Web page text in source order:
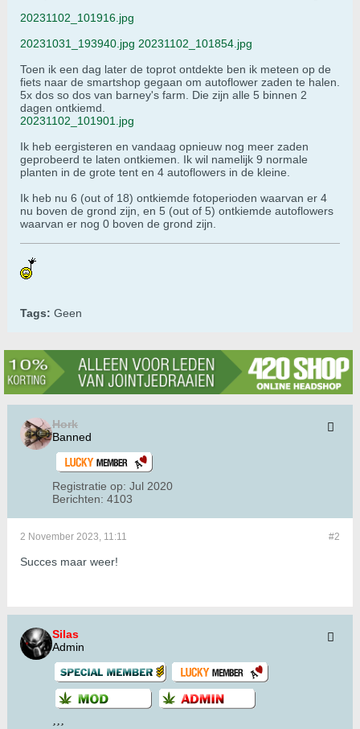
20231102_101916.jpg
20231031_193940.jpg 20231102_101854.jpg
Toen ik een dag later de toprot ontdekte ben ik meteen op de
fiets naar de smartshop gegaan om autoflower zaden te halen.
5x dos so dos van barney's farm. Die zijn alle 5 binnen 2
dagen ontkiemd.
20231102_101901.jpg
Ik heb eergisteren en vandaag opnieuw nog meer zaden
geprobeerd te laten ontkiemen. Ik wil namelijk 9 normale
planten in de grote tent en 4 autoflowers in de kleine.
Ik heb nu 6 (out of 18) ontkiemde fotoperioden waarvan er 4
nu boven de grond zijn, en 5 (out of 5) ontkiemde autoflowers
waarvan er nog 0 boven de grond zijn.
Tags: Geen
Hork
Banned
Registratie op: Jul 2020
Berichten: 4103
#2
2 November 2023, 11:11
Succes maar weer!
Silas
Admin